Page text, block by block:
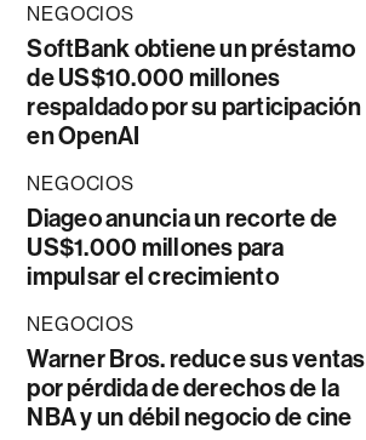
NEGOCIOS
SoftBank obtiene un préstamo
de US$10.000 millones
respaldado por su participación
en OpenAI
NEGOCIOS
Diageo anuncia un recorte de
US$1.000 millones para
impulsar el crecimiento
NEGOCIOS
Warner Bros. reduce sus ventas
por pérdida de derechos de la
NBA y un débil negocio de cine